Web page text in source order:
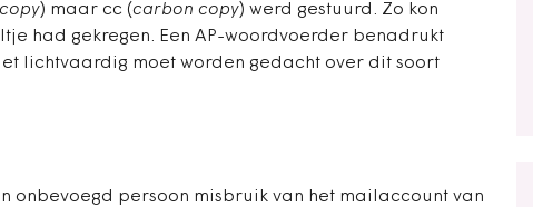
) maar cc (carbon copy) werd gestuurd. Zo kon
had gekregen. Een AP-woordvoerder benadrukt
lichtvaardig moet worden gedacht over dit soort
onbevoegd persoon misbruik van het mailaccount van